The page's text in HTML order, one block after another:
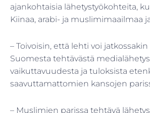
ajankohtaisia lähetystyökohteita,
Kiinaa, arabi- ja muslimimaailmaa
– Toivoisin, että lehti voi
Suomesta tehtävästä
vaikuttavuudesta ja tuloksista
saavuttamattomien kansojen
– Muslimien parissa tehtävä